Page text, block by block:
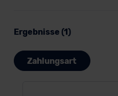
Ergebnisse (1)
Zahlungsart